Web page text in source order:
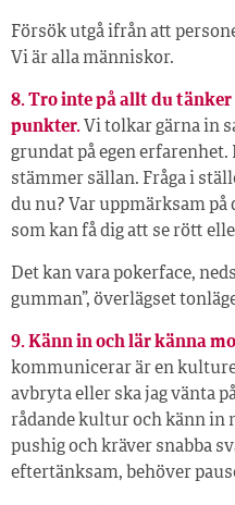
Försök utgå ifrån att
Vi är alla människor.
8. Tro inte på allt du
punkter. Vi tolkar gärna in
grundat på egen
stämmer sällan. Fråga i
du nu? Var uppmärksam på
som kan få dig att se rött
Det kan vara pokerface,
gumman”, överlägset
9. Känn in och lär känna
kommunicerar är en
avbryta eller ska jag vänta
rådande kultur och känn in
pushig och kräver snabba
eftertänksam, behöver